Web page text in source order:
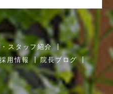
スタッフ紹介
用情報
院長ブログ